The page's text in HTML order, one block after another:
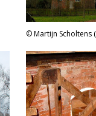
Martijn Scholtens